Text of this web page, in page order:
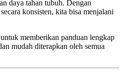
daya tahan tubuh. Dengan
konsisten, kita bisa menjalani
memberikan panduan lengkap
mudah diterapkan oleh semua